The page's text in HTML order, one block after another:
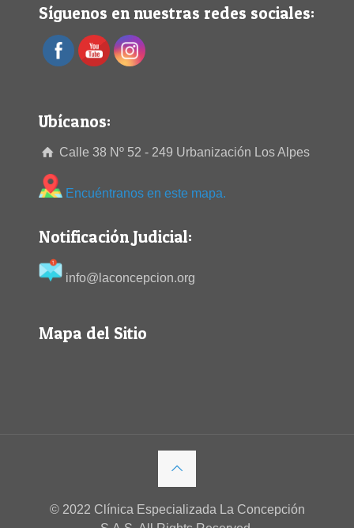
Síguenos en nuestras redes sociales:
Ubícanos:
Calle 38 Nº 52 - 249 Urbanización Los Alpes
Encuéntranos en este mapa.
Notificación Judicial:
info@laconcepcion.org
Mapa del Sitio
© 2022 Clínica Especializada La Concepción